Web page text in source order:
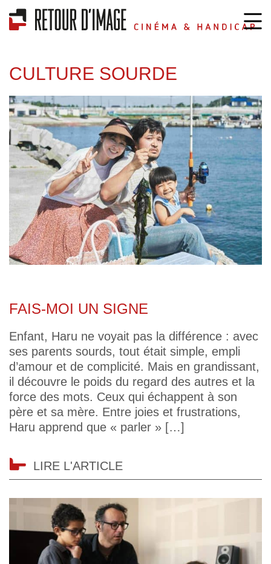
CULTURE SOURDE
FAIS-MOI UN SIGNE
Enfant, Haru ne voyait pas la différence : avec
ses parents sourds, tout était simple, empli
d’amour et de complicité. Mais en grandissant,
il découvre le poids du regard des autres et la
force des mots. Ceux qui échappent à son
père et sa mère. Entre joies et frustrations,
Haru apprend que « parler » […]
LIRE L'ARTICLE